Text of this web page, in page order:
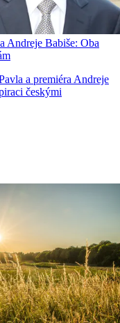
Andreje Babiše: Oba
a premiéra Andreje
českými